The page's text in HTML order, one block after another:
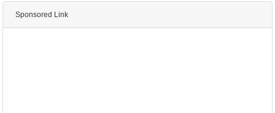
Sponsored Link